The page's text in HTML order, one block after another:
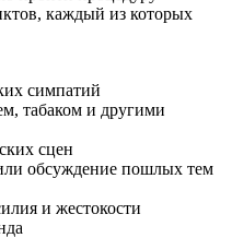
каждый из которых
симпатий
табаком и другими
сцен
обсуждение пошлых тем
и жестокости